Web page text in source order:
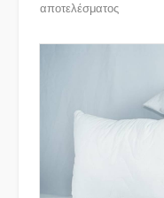
αποτελέσματος